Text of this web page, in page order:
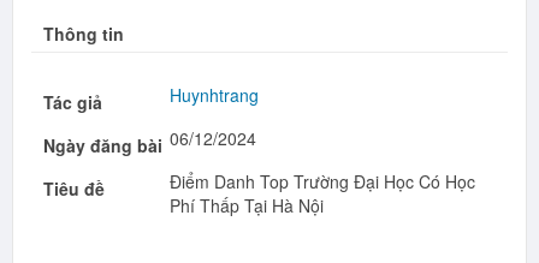
Thông tin
Tác giả Huynhtrang
Ngày đăng bài 06/12/2024
Tiêu đề
Điểm Danh Top Trường Đại Học Có Học
Phí Thấp Tại Hà Nội